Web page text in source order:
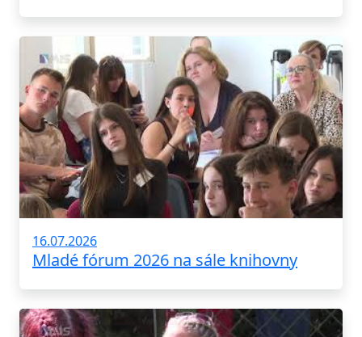
16.07.2026
Mladé fórum 2026 na sále knihovny